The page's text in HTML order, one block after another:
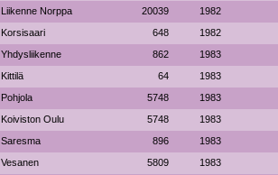
Liikenne Norppa 20039 1982
Korsisaari 648 1982
Yhdysliikenne 862 1983
Kittilä 64 1983
Pohjola 5748 1983
Koiviston Oulu 5748 1983
Saresma 896 1983
Vesanen 5809 1983